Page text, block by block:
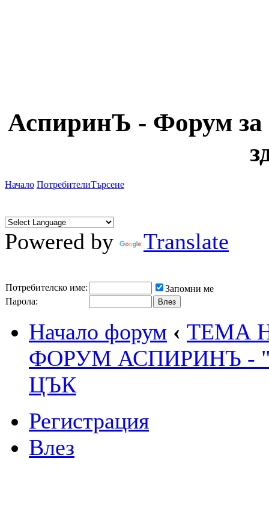
АспиринЪ - Форум за
Начало ПотребителиТърсене
Powered by Translate
Потребителско име:
Запомни ме
Парола:
Начало форум ‹ ТЕМА
ФОРУМ АСПИРИНЪ -
ЦЪК
Регистрация
Влез